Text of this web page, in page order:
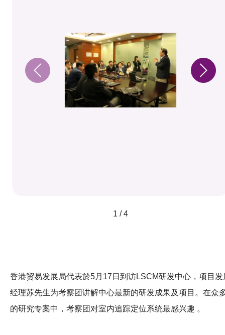
1 / 4
香港贸易发展局代表於5月17日到访LSCM研发中心，项目发
经理苏先生为考察团讲解中心最新的研发成果及项目。在众
的研究专案中，考察团对室内追踪定位系统最感兴趣 。